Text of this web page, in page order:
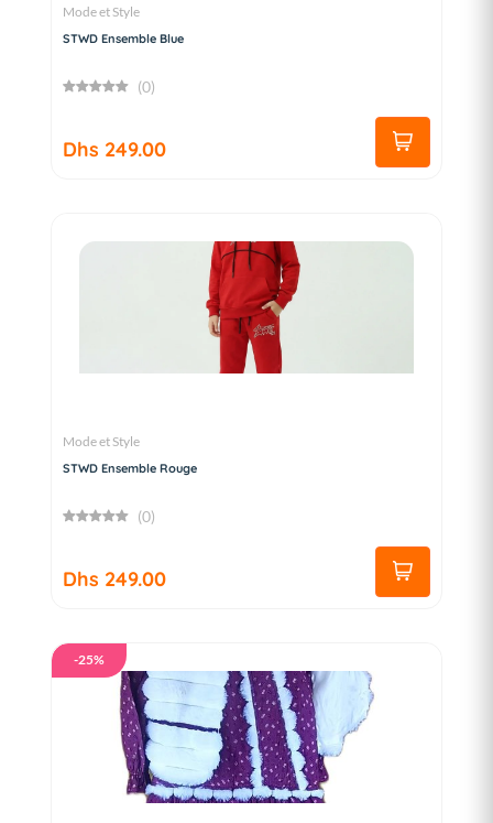
Mode et Style
STWD Ensemble Blue
(0)
Dhs 249.00
Mode et Style
STWD Ensemble Rouge
(0)
Dhs 249.00
-25%